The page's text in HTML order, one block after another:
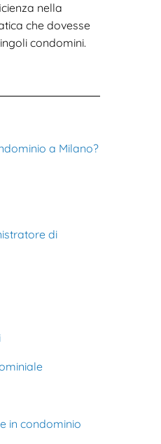
nella
che dovesse
condomini.
a Milano?
di
in condominio